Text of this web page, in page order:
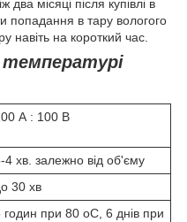
місяці після купівлі в
попадання в тару вологого
навіть на короткий час.
А : 100 В
4 хв. залежно від об'єму
30 хв
годин при 80 оС, 6 днів при